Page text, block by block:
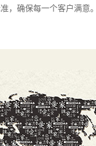
，确保每一个客户满意